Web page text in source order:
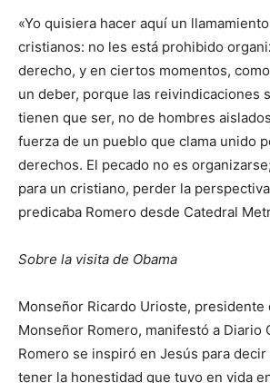
«Yo quisiera hacer aquí un
cristianos: no les está prohibido
derecho, y en ciertos momentos,
un deber, porque las reivindicaciones
tienen que ser, no de hombres
fuerza de un pueblo que clama unido
derechos. El pecado no es
para un cristiano, perder la
predicaba Romero desde Catedral
Sobre la visita de Obama
Monseñor Ricardo Urioste, presidente
Monseñor Romero, manifestó a Diario
Romero se inspiró en Jesús para decir
tener la honestidad que tuvo en vida